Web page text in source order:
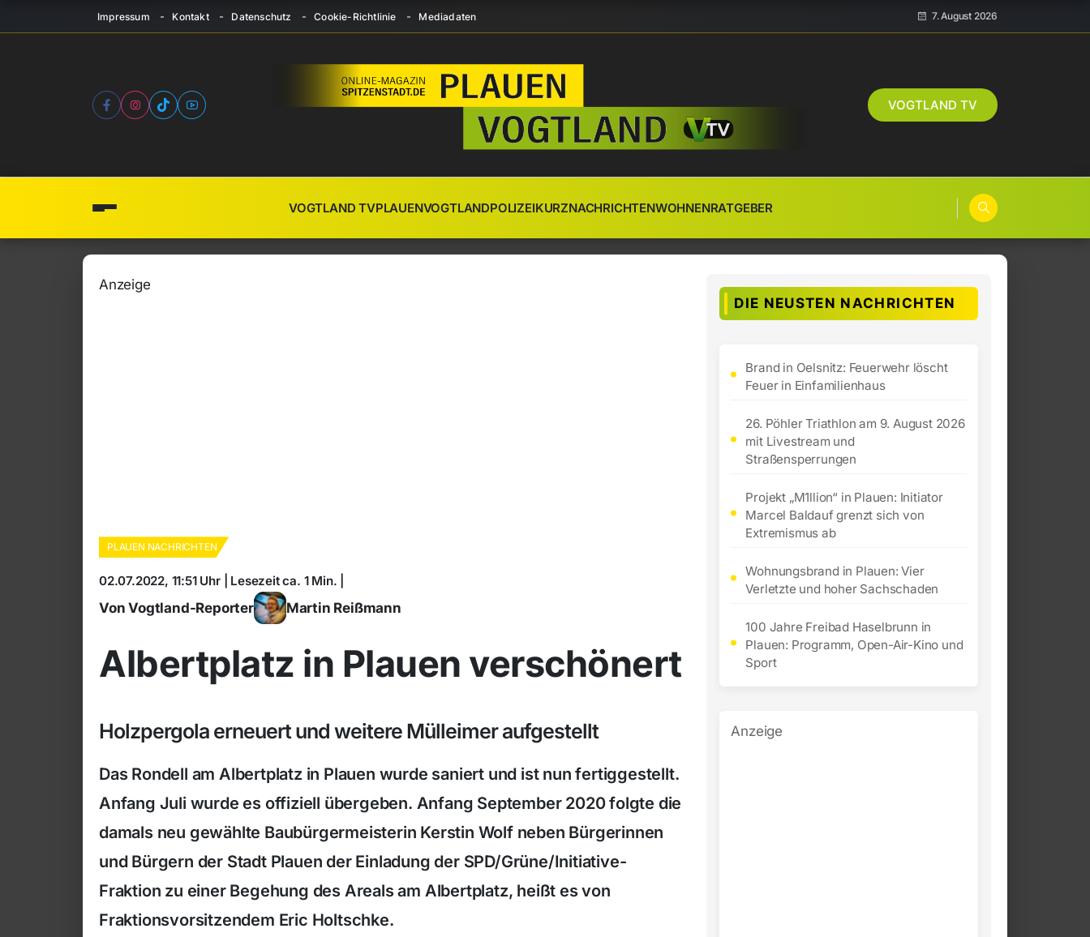
Impressum Kontakt Datenschutz Cookie-Richtlinie Mediadaten 7. August 2026
VOGTLAND TV
VOGTLAND TVPLAUENVOGTLANDPOLIZEIKURZNACHRICHTENWOHNENRATGEBER
Anzeige
PLAUEN NACHRICHTEN
02.07.2022, 11:51 Uhr | Lesezeit ca. 1 Min. |
Von Vogtland-Reporter Martin Reißmann
Albertplatz in Plauen verschönert
Holzpergola erneuert und weitere Mülleimer aufgestellt
Das Rondell am Albertplatz in Plauen wurde saniert und ist nun fertiggestellt.
Anfang Juli wurde es offiziell übergeben. Anfang September 2020 folgte die
damals neu gewählte Baubürgermeisterin Kerstin Wolf neben Bürgerinnen
und Bürgern der Stadt Plauen der Einladung der SPD/Grüne/Initiative-
Fraktion zu einer Begehung des Areals am Albertplatz, heißt es von
Fraktionsvorsitzendem Eric Holtschke.
DIE NEUSTEN NACHRICHTEN
Brand in Oelsnitz: Feuerwehr löscht
Feuer in Einfamilienhaus
26. Pöhler Triathlon am 9. August 2026
mit Livestream und
Straßensperrungen
Projekt „M1llion“ in Plauen: Initiator
Marcel Baldauf grenzt sich von
Extremismus ab
Wohnungsbrand in Plauen: Vier
Verletzte und hoher Sachschaden
100 Jahre Freibad Haselbrunn in
Plauen: Programm, Open-Air-Kino und
Sport
Anzeige